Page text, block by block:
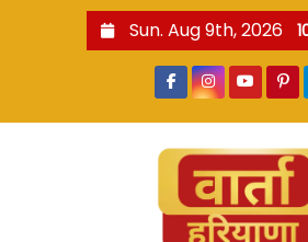
Sun. Aug 9th, 2026